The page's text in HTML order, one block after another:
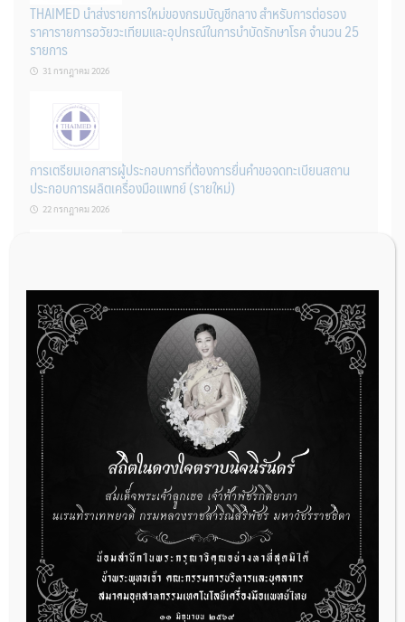
THAIMED นำส่งรายการใหม่ของกรมบัญชีกลาง สำหรับการต่อรอง
ราคารายการอวัยวะเทียมและอุปกรณ์ในการบำบัดรักษาโรค จำนวน 25
รายการ
31 กรกฎาคม 2026
การเตรียมเอกสารผู้ประกอบการที่ต้องการยื่นคำขอจดทะเบียนสถาน
ประกอบการผลิตเครื่องมือแพทย์ (รายใหม่)
22 กรกฎาคม 2026
ผู้ประกอบการผลิต และ นักวิจัย ที่ต้องการขึ้นทะเบียนเครื่องมือแพทย์
ต้องทำอย่างไรบ้าง
22 กรกฎาคม 2026
กองควบคุมเครื่องมือแพทย์ เปิดรับฟังความคิดเห็นหลักการยกร่าง
กฎหมาย จำนวน 3 ฉบับ ผ่านระบบกลางทางกฎหมาย
22 กรกฎาคม 2026
การโฆษณาเครื่องมือแพทย์แบบใดที่ได้รับการยกเว้นไม่ต้องขออนุญาต
14 กรกฎาคม 2026